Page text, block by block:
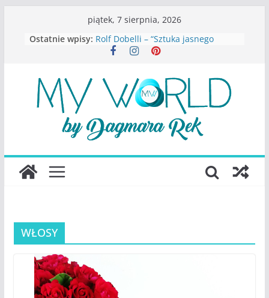
piątek, 7 sierpnia, 2026
Ostatnie wpisy: Rolf Dobelli – “Sztuka jasnego
myślenia”
Konstancina. Sekrety seksbiznesu”
Katarzyna Lewandowicz – Zanim
straciliśmy siebie
Judith Joseph – “Wysoko
funkcjonująca depresja”
S.Wynn-Williams – “Bezwzględni. O
największego portalu
WŁOSY